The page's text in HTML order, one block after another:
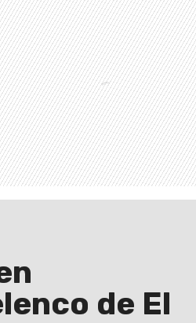
de El